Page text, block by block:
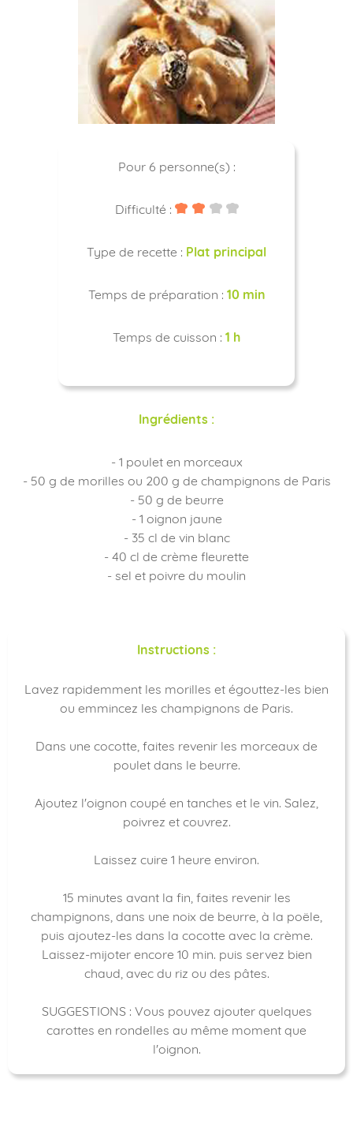
Pour 6 personne(s) :
Difficulté :
Type de recette : Plat principal
Temps de préparation : 10 min
Temps de cuisson : 1 h
Ingrédients :
- 1 poulet en morceaux
- 50 g de morilles ou 200 g de champignons de Paris
- 50 g de beurre
- 1 oignon jaune
- 35 cl de vin blanc
- 40 cl de crème fleurette
- sel et poivre du moulin
Instructions :
Lavez rapidemment les morilles et égouttez-les bien
ou emmincez les champignons de Paris.
Dans une cocotte, faites revenir les morceaux de
poulet dans le beurre.
Ajoutez l'oignon coupé en tanches et le vin. Salez,
poivrez et couvrez.
Laissez cuire 1 heure environ.
15 minutes avant la fin, faites revenir les
champignons, dans une noix de beurre, à la poële,
puis ajoutez-les dans la cocotte avec la crème.
Laissez-mijoter encore 10 min. puis servez bien
chaud, avec du riz ou des pâtes.
SUGGESTIONS : Vous pouvez ajouter quelques
carottes en rondelles au même moment que
l'oignon.